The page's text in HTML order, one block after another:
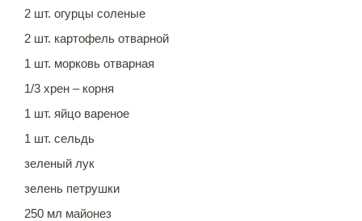
2 шт. огурцы соленые
2 шт. картофель отварной
1 шт. морковь отварная
1/3 хрен – корня
1 шт. яйцо вареное
1 шт. сельдь
зеленый лук
зелень петрушки
250 мл майонез